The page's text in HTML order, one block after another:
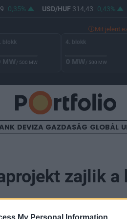
My Personal Information
0,35% USD/HUF314,43 0,43%
Mit jelent
blokk
MW/ 500 MW
4. blokk
0 MW/ 500 MW
DEVIZA GAZDASÁG GLOBÁL
zajlik a